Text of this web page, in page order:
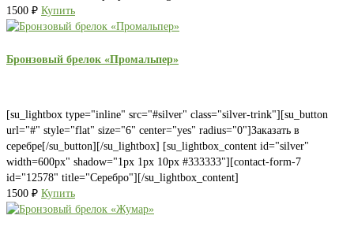
1500 ₽ Купить
Бронзовый брелок «Промальпер»
[su_lightbox type="inline" src="#silver" class="silver-trink"][su_button
url="#" style="flat" size="6" center="yes" radius="0"]Заказать в
серебре[/su_button][/su_lightbox] [su_lightbox_content id="silver"
width=600px" shadow="1px 1px 10px #333333"][contact-form-7
id="12578" title="Серебро"][/su_lightbox_content]
1500 ₽ Купить